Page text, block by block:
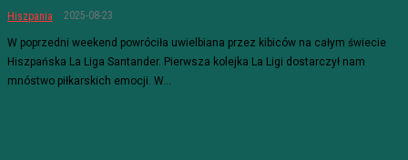
Hiszpania 2025-08-23
W poprzedni weekend powróciła uwielbiana przez kibiców na całym świecie
Hiszpańska La Liga Santander. Pierwsza kolejka La Ligi dostarczył nam
mnóstwo piłkarskich emocji. W...